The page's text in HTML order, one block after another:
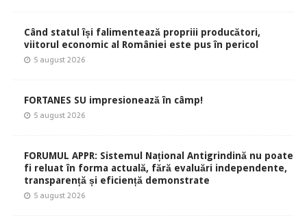
Când statul își falimentează propriii producători,
viitorul economic al României este pus în pericol
5 august 2026
FORTANES SU impresionează în câmp!
5 august 2026
FORUMUL APPR: Sistemul Național Antigrindină nu poate
fi reluat în forma actuală, fără evaluări independente,
transparență și eficiență demonstrate
5 august 2026